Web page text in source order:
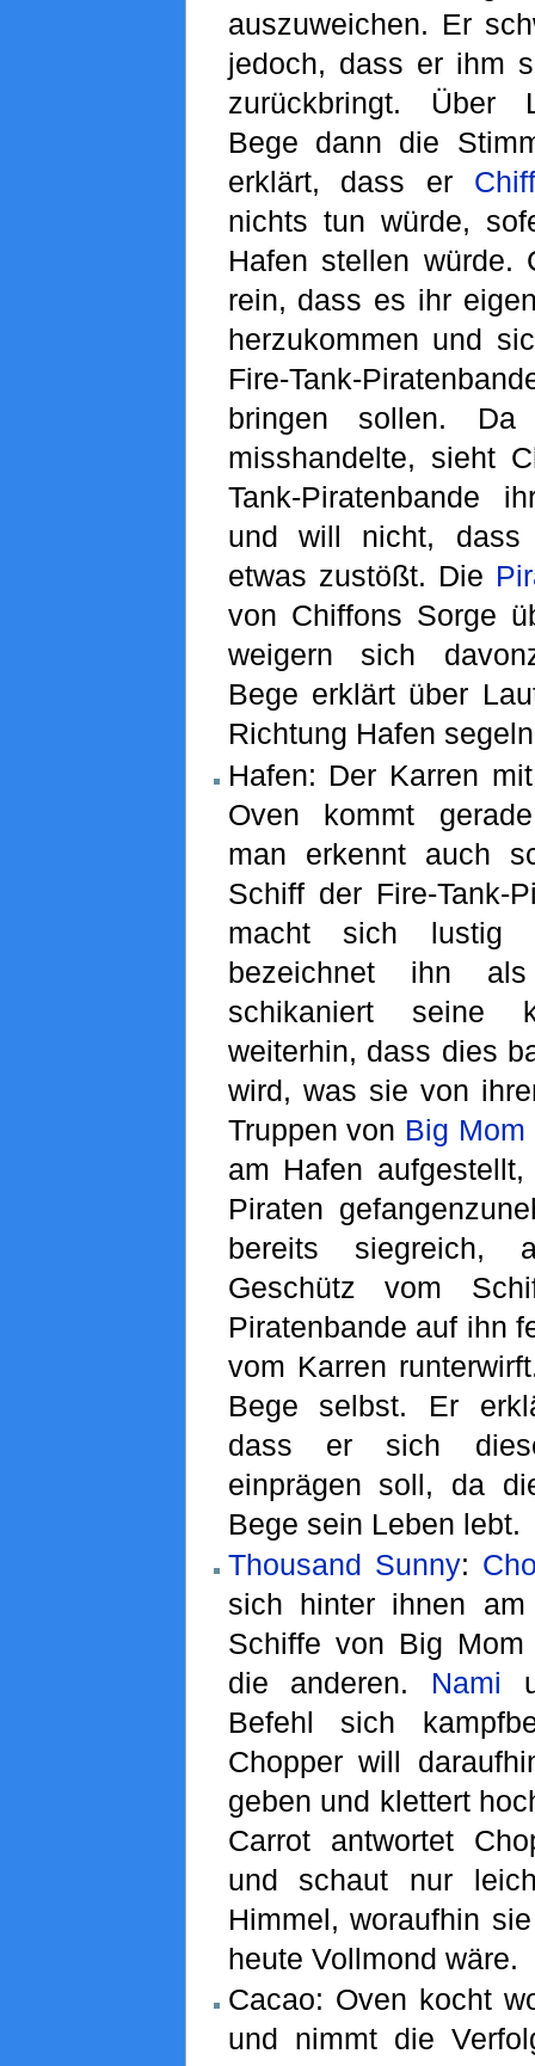
auszuweichen. Er
jedoch, dass er ihm
zurückbringt. Über
Bege dann die
erklärt, dass er
nichts tun würde,
Hafen stellen würde.
rein, dass es ihr
herzukommen und
Fire-Tank-
bringen sollen.
misshandelte, sieht
Tank-Piratenbande
und will nicht, dass
etwas zustößt. Die
von Chiffons Sorge
weigern sich
Bege erklärt über
Richtung Hafen
Hafen: Der Karren
Oven kommt
man erkennt auch
Schiff der Fire-Tank-
macht sich lustig
bezeichnet ihn
schikaniert seine
weiterhin, dass dies
wird, was sie von
Truppen von Big Mom
am Hafen
Piraten
bereits siegreich,
Geschütz vom
Piratenbande auf ihn
vom Karren
Bege selbst. Er
dass er sich
einprägen soll, da
Bege sein Leben lebt.
Thousand Sunny:
sich hinter ihnen am
Schiffe von Big
die anderen. Nami
Befehl sich
Chopper will
geben und klettert
Carrot antwortet
und schaut nur
Himmel, woraufhin
heute Vollmond wäre.
Cacao: Oven kocht
und nimmt die